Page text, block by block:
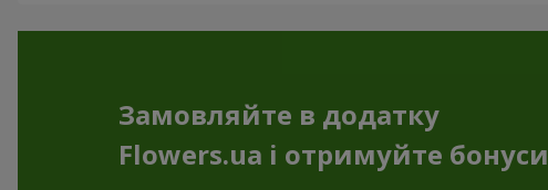
Замовляйте в додатку
Flowers.ua і отримуйте бонуси